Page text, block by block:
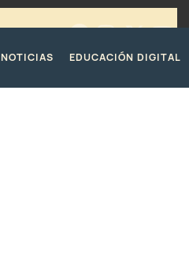
NOTICIAS EDUCACIÓN DIGITAL